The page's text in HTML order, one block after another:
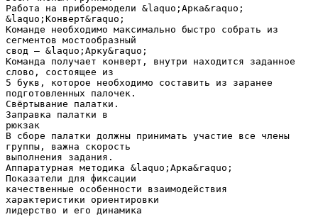
Работа на приборемодели &laquo;Арка&raquo;
&laquo;Конверт&raquo;
Команде необходимо максимально быстро собрать из
сегментов мостообразный
свод – &laquo;Арку&raquo;
Команда получает конверт, внутри находится заданное
слово, состоящее из
5 букв, которое необходимо составить из заранее
подготовленных палочек.
Свёртывание палатки.
Заправка палатки в
рюкзак
В сборе палатки должны принимать участие все члены
группы, важна скорость
выполнения задания.
Аппаратурная методика &laquo;Арка&raquo;
Показатели для фиксации
качественные особенности взаимодействия
характеристики ориентировки
лидерство и его динамика